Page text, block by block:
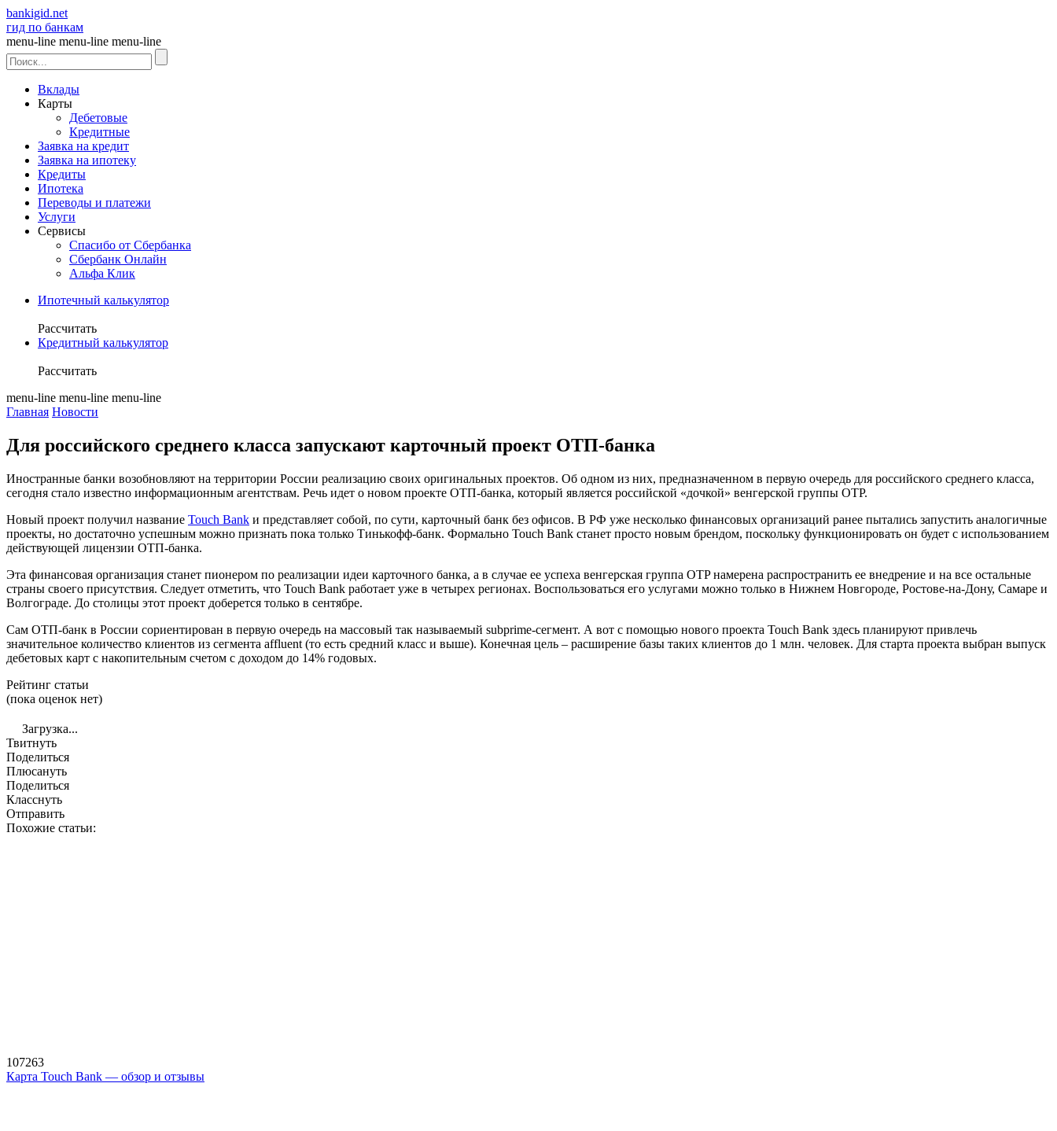
bankigid.net
гид по банкам
menu-line menu-line menu-line
Вклады
Карты
Дебетовые
Кредитные
Заявка на кредит
Заявка на ипотеку
Кредиты
Ипотека
Переводы и платежи
Услуги
Сервисы
Спасибо от Сбербанка
Сбербанк Онлайн
Альфа Клик
Ипотечный калькулятор
Рассчитать
Кредитный калькулятор
Рассчитать
menu-line menu-line menu-line
Главная Новости
Для российского среднего класса запускают карточный проект ОТП-банка
Иностранные банки возобновляют на территории России реализацию своих оригинальных проектов. Об одном из них, предназначенном в первую очередь для российского среднего класса,
сегодня стало известно информационным агентствам. Речь идет о новом проекте ОТП-банка, который является российской «дочкой» венгерской группы OTP.
Новый проект получил название Touch Bank и представляет собой, по сути, карточный банк без офисов. В РФ уже несколько финансовых организаций ранее пытались запустить аналогичные
проекты, но достаточно успешным можно признать пока только Тинькофф-банк. Формально Touch Bank станет просто новым брендом, поскольку функционировать он будет с использованием
действующей лицензии ОТП-банка.
Эта финансовая организация станет пионером по реализации идеи карточного банка, а в случае ее успеха венгерская группа OTP намерена распространить ее внедрение и на все остальные
страны своего присутствия. Следует отметить, что Touch Bank работает уже в четырех регионах. Воспользоваться его услугами можно только в Нижнем Новгороде, Ростове-на-Дону, Самаре и
Волгограде. До столицы этот проект доберется только в сентябре.
Сам ОТП-банк в России сориентирован в первую очередь на массовый так называемый subprime-сегмент. А вот с помощью нового проекта Touch Bank здесь планируют привлечь
значительное количество клиентов из сегмента affluent (то есть средний класс и выше). Конечная цель – расширение базы таких клиентов до 1 млн. человек. Для старта проекта выбран выпуск
дебетовых карт с накопительным счетом с доходом до 14% годовых.
Рейтинг статьи
(пока оценок нет)
Загрузка...
Твитнуть
Поделиться
Плюсануть
Поделиться
Класснуть
Отправить
Похожие статьи:
107263
Карта Touch Bank — обзор и отзывы